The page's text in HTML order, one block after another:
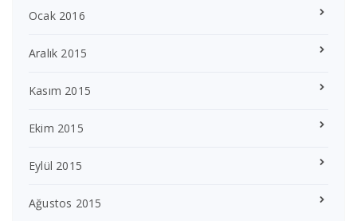
Ocak 2016
Aralık 2015
Kasım 2015
Ekim 2015
Eylül 2015
Ağustos 2015